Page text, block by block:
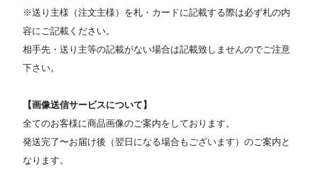
※送り主様（注文主様）を札・カードに記載する際は必ず札の内
容にご記載ください。
相手先・送り主等の記載がない場合は記載致しませんのでご注意
下さい。
【画像送信サービスについて】
全てのお客様に商品画像のご案内をしております。
発送完了〜お届け後（翌日になる場合もございます）のご案内と
なります。